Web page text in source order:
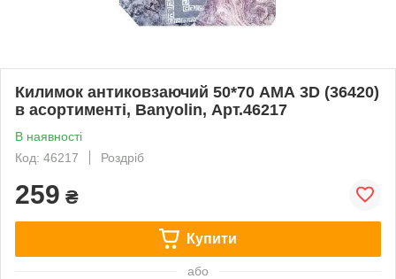
Килимок антиковзаючий 50*70 АМА 3D (36420)
в асортименті, Banyolin, Арт.46217
В наявності
Код: 46217
Роздріб
259 ₴
Купити
або